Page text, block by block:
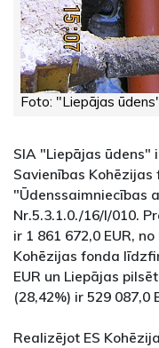
Foto: "Liepājas
SIA "Liepājas ūdens"
Savienības
"Ūdenssaimniecības
Nr.5.3.1.0./16/I/010.
ir 1 861 672,0 EUR,
Kohēzijas fonda
EUR un Liepājas
(28,42%) ir 529 087,0
Realizējot ES